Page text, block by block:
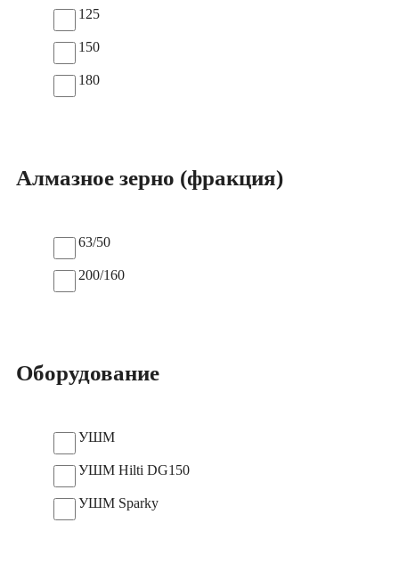
125
150
180
Алмазное зерно (фракция)
63/50
200/160
Оборудование
УШМ
УШМ Hilti DG150
УШМ Sparky